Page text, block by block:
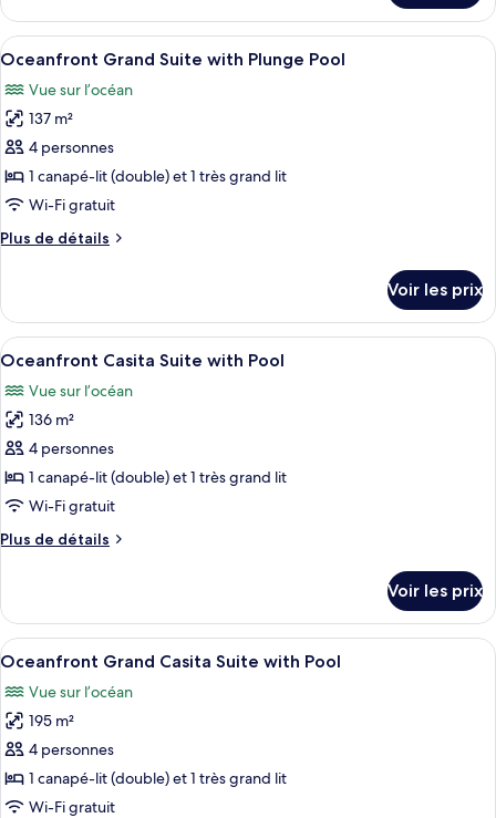
Suite
le
type
de
Oceanfront
Grand
Afficher
toutes
les
photos
pour
ce
type
chambre :
Suite
with
Pool
Une piscine avec vue sur l’océan,
10
Oceanfront Grand Suite with Plunge Pool
Vue sur l’océan
137 m²
4 personnes
1 canapé-lit (double) et 1 très grand lit
Wi-Fi gratuit
Plus de détails
Plus
le
type
de
Oceanfront
Grand
with
Plunge
Pool
Voir les prix
Afficher
toutes
les
photos
pour
ce
type
chambre :
Suite
with
Un espace aménagé au bord de la
9
Oceanfront Casita Suite with Pool
Vue sur l’océan
136 m²
4 personnes
1 canapé-lit (double) et 1 très grand lit
Wi-Fi gratuit
Plus de détails
Plus
le
type
de
Oceanfront
Casita
with
Pool
Voir les prix
Afficher
toutes
les
photos
pour
ce
type
Une piscine à débordement avec un
11
Oceanfront Grand Casita Suite with Pool
Vue sur l’océan
195 m²
4 personnes
1 canapé-lit (double) et 1 très grand lit
Wi-Fi gratuit